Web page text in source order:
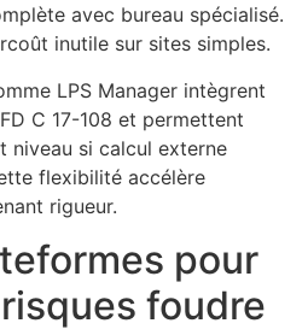
avec bureau spécialisé.
inutile sur sites simples.
LPS Manager intègrent
C 17-108 et permettent
niveau si calcul externe
flexibilité accélère
rigueur.
pour
risques foudre